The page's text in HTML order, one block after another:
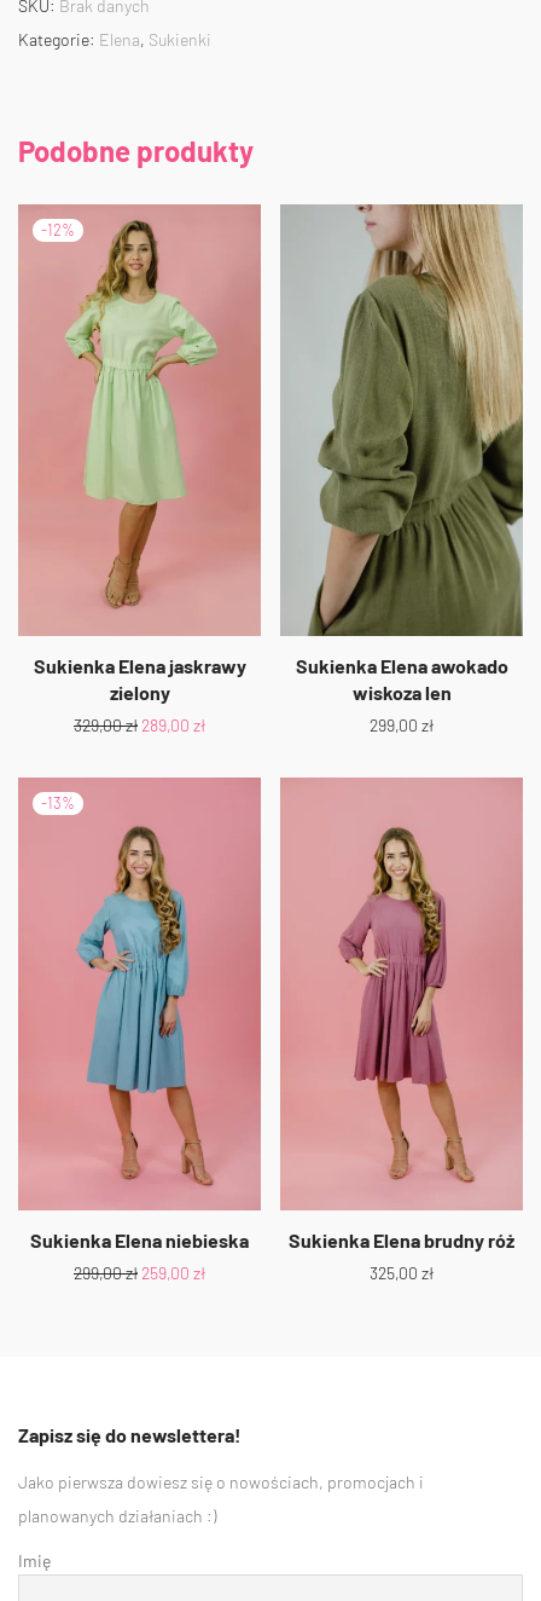
SKU: Brak danych
Kategorie: Elena, Sukienki
Podobne produkty
-12%
Sukienka Elena jaskrawy
zielony
329,00zł 289,00 zł
Sukienka Elena awokado
wiskoza len
299,00 zł
-13%
Sukienka Elena niebieska
299,00zł 259,00 zł
Sukienka Elena brudny róż
325,00 zł
Zapisz się do newslettera!
Jako pierwsza dowiesz się o nowościach, promocjach i
planowanych działaniach :)
Imię